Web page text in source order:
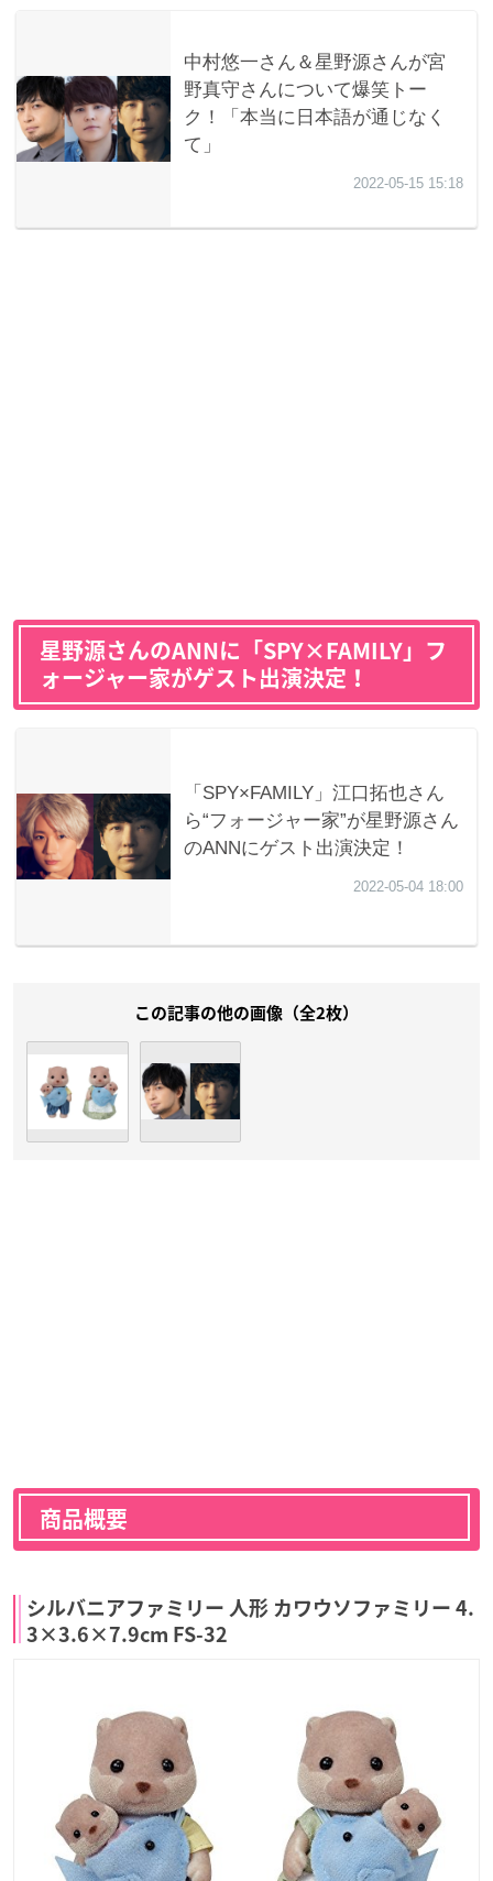
星野源さんのANNに「SPY×FAMILY」フ
ォージャー家がゲスト出演決定！
この記事の他の画像（全2枚）
商品概要
シルバニアファミリー 人形 カワウソファミリー 4.
3×3.6×7.9cm FS-32